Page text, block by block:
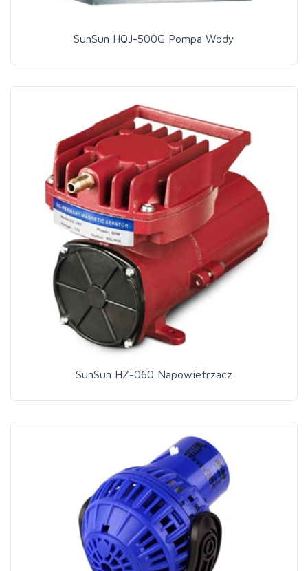
SunSun HQJ-500G Pompa Wody
SunSun HZ-060 Napowietrzacz